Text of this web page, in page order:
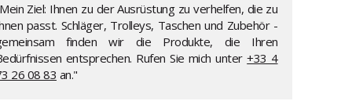
Ziel: Ihnen zu der Ausrüstung zu verhelfen, die zu
passt. Schläger, Trolleys, Taschen und Zubehör -
finden wir die Produkte, die Ihren
entsprechen. Rufen Sie mich unter+33 4
26 08 83 an."